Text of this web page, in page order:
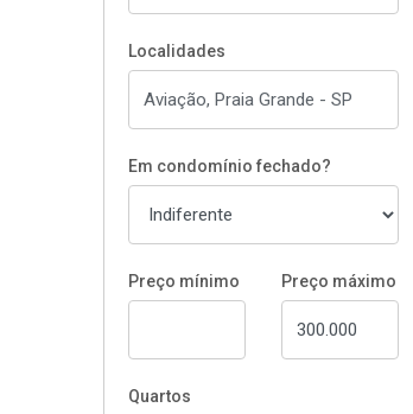
Localidades
Em condomínio fechado?
Preço mínimo Preço máximo
Quartos